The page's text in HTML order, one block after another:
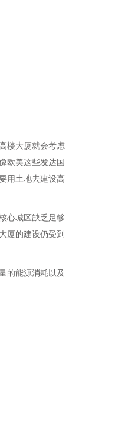
楼大厦就会考虑
欧美这些发达国
用土地去建设高
心城区缺乏足够
厦的建设仍受到
的能源消耗以及